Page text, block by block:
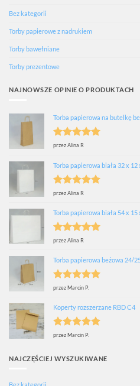
Bez kategorii
Torby papierowe z nadrukiem
Torby bawełniane
Torby prezentowe
NAJNOWSZE OPINIE O PRODUKTACH
Torba papierowa na butelkę
Oceniono
przez Alina R
Torba papierowa biała 32 x 12
Oceniono
przez Alina R
Torba papierowa biała 54 x 15
Oceniono
przez Alina R
Torba papierowa beżowa 24/
Oceniono
przez Marcin P.
Koperty rozszerzane RBD C4
Oceniono
przez Marcin P.
NAJCZĘŚCIEJ WYSZUKIWANE